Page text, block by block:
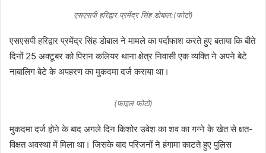
एसएसपी हरिद्वार प्रमेंद्र सिंह डोबाल:(फोटो)
एसएसपी हरिद्वार प्रमेंद्र सिंह डोबाल ने मामले का पर्दाफाश करते हुए बताया कि बीते
दिनों 25 अक्टूबर को पिरान कलियर थाना क्षेत्र निवासी एक व्यक्ति ने अपने बेटे
नाबालिग बेटे के अपहरण का मुकदमा दर्ज कराया था।
(फाइल फोटो)
मुकदमा दर्ज होने के बाद अगले दिन किशोर उवेश का शव का गन्ने के खेत से क्षत-
विक्षत अवस्था में मिला था। जिसके बाद परिजनों ने हंगामा काटते हुए पुलिस